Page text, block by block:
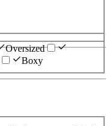
Oversized
Boxy